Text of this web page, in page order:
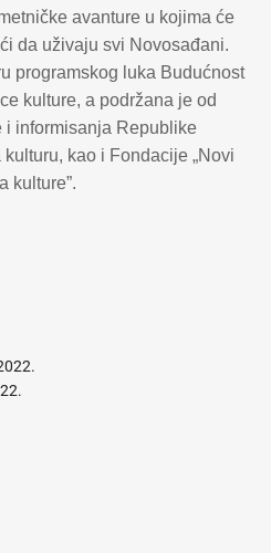
avanture u kojima će
da uživaju svi Novosađani.
programskog luka Budućnost
kulture, a podržana je od
i informisanja Republike
kao i Fondacije „Novi
kulture”.